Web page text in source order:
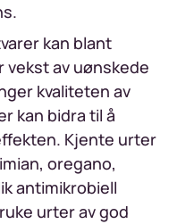
kan blant
av uønskede
kvaliteten av
kan bidra til å
Kjente urter
oregano,
antimikrobiell
urter av god